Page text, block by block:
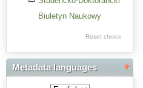
Biuletyn Naukowy
Res Academicae
Science Project Scripts
Biuletyn Informacyjny
Reset choice
Metadata languages